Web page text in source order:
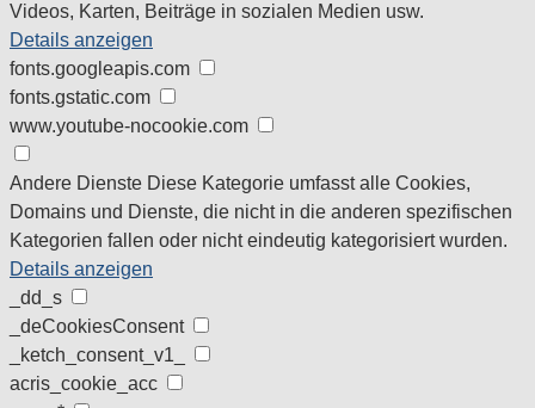
Videos, Karten, Beiträge in sozialen Medien usw.
Details anzeigen
fonts.googleapis.com
fonts.gstatic.com
www.youtube-nocookie.com
Andere Dienste Diese Kategorie umfasst alle Cookies,
Domains und Dienste, die nicht in die anderen spezifischen
Kategorien fallen oder nicht eindeutig kategorisiert wurden.
Details anzeigen
_dd_s
_deCookiesConsent
_ketch_consent_v1_
acris_cookie_acc